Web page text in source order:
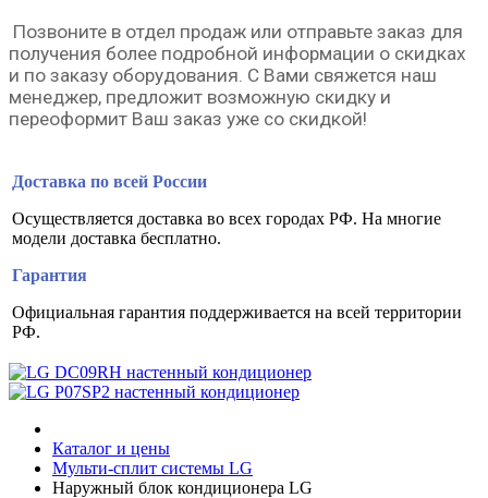
Позвоните в отдел продаж или отправьте заказ для
получения более подробной информации о скидках
и по заказу оборудования. С Вами свяжется наш
менеджер, предложит возможную скидку и
переоформит Ваш заказ уже со скидкой!
Доставка по всей России
Осуществляется доставка во всех городах РФ. На многие
модели доставка бесплатно.
Гарантия
Официальная гарантия поддерживается на всей территории
РФ.
Каталог и цены
Мульти-сплит системы LG
Наружный блок кондиционера LG